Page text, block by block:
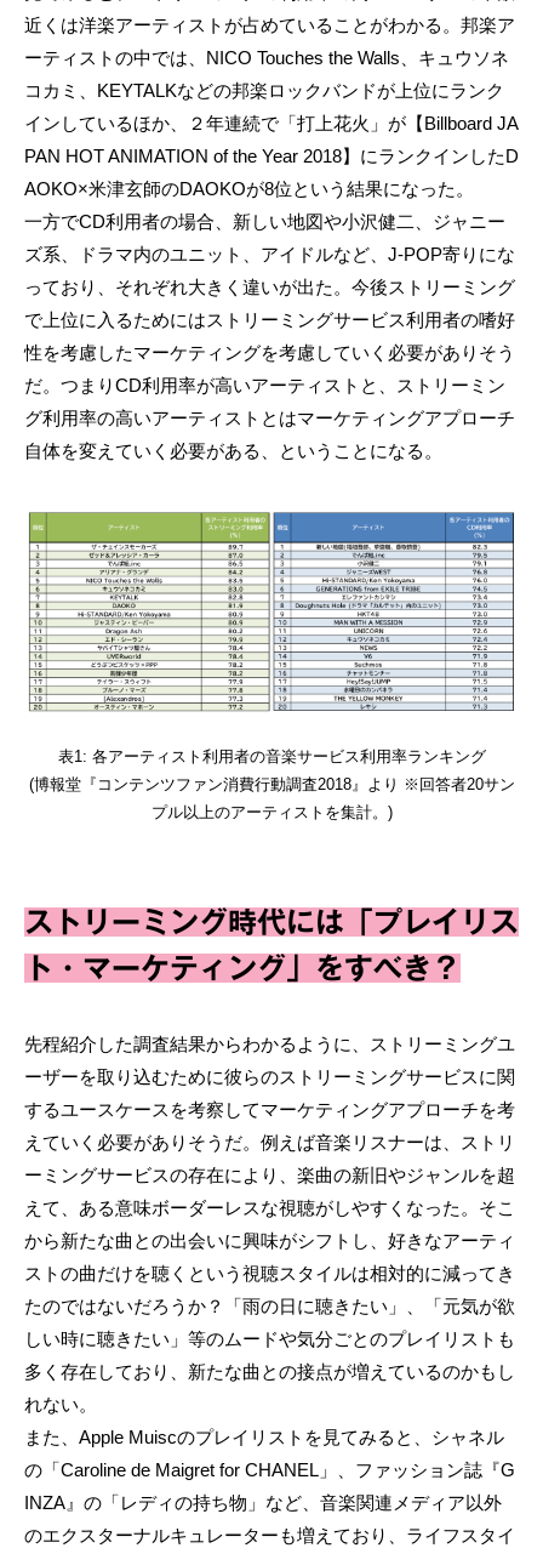
近くは洋楽アーティストが占めていることがわかる。邦楽ア
ーティストの中では、NICO Touches the Walls、キュウソネ
コカミ、KEYTALKなどの邦楽ロックバンドが上位にランク
インしているほか、２年連続で「打上花火」が【Billboard JA
PAN HOT ANIMATION of the Year 2018】にランクインしたD
AOKO×米津玄師のDAOKOが8位という結果になった。
一方でCD利用者の場合、新しい地図や小沢健二、ジャニー
ズ系、ドラマ内のユニット、アイドルなど、J-POP寄りにな
っており、それぞれ大きく違いが出た。今後ストリーミング
で上位に入るためにはストリーミングサービス利用者の嗜好
性を考慮したマーケティングを考慮していく必要がありそう
だ。つまりCD利用率が高いアーティストと、ストリーミン
グ利用率の高いアーティストとはマーケティングアプローチ
自体を変えていく必要がある、ということになる。
表1: 各アーティスト利用者の音楽サービス利用率ランキング
(博報堂『コンテンツファン消費行動調査2018』より ※回答者20サン
プル以上のアーティストを集計。)
ストリーミング時代には「プレイリス
ト・マーケティング」をすべき？
先程紹介した調査結果からわかるように、ストリーミングユ
ーザーを取り込むために彼らのストリーミングサービスに関
するユースケースを考察してマーケティングアプローチを考
えていく必要がありそうだ。例えば音楽リスナーは、ストリ
ーミングサービスの存在により、楽曲の新旧やジャンルを超
えて、ある意味ボーダーレスな視聴がしやすくなった。そこ
から新たな曲との出会いに興味がシフトし、好きなアーティ
ストの曲だけを聴くという視聴スタイルは相対的に減ってき
たのではないだろうか？「雨の日に聴きたい」、「元気が欲
しい時に聴きたい」等のムードや気分ごとのプレイリストも
多く存在しており、新たな曲との接点が増えているのかもし
れない。
また、Apple Muiscのプレイリストを見てみると、シャネル
の「Caroline de Maigret for CHANEL」、ファッション誌『G
INZA』の「レディの持ち物」など、音楽関連メディア以外
のエクスターナルキュレーターも増えており、ライフスタイ